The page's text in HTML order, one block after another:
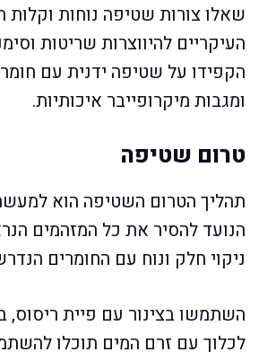
שאלו צורות שטיפה נוחות וקלות
העיקריים להיווצרות שריטות
הקפידו על שטיפה ידנית עם
ומגבות מיקרופייבר איכותיות.
טרום שטיפה
תהליך הטרום השטיפה הוא
הנועד להסיר את כל המזהמים
ניקוי חלק ונוח עם החומרים
השתמשו בצינור עם פיית
לכלוך עם זרם המים תוכלו